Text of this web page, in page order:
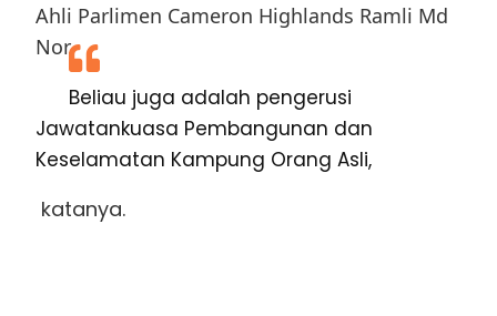
Ahli Parlimen Cameron Highlands Ramli Md
Nor.
Beliau juga adalah pengerusi
Jawatankuasa Pembangunan dan
Keselamatan Kampung Orang Asli,
katanya.